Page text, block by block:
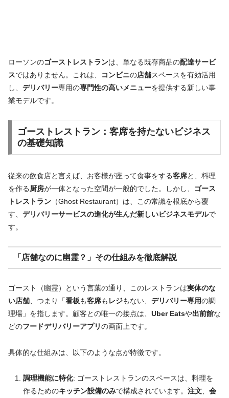
ローソンのゴーストレストランは、単なる既存商品の配達サービ
スではありません。これは、 コンビニの店舗スペースを有効活用
し、 デリバリー専用の専門性の高いメニューを提供する新しい事
業モデルです。
ゴーストレストラン： 客席を持たないビジネス
の基礎知識
従来の飲食店と言えば、お客様が座って食事をする客席と、料理
を作る厨房が一体となった空間が一般的でした。しかし、
ゴース
トレストラン （Ghost Restaurant）は、この常識を根底から覆
す、 デリバリーサービスの進化が生んだ新しいビジネスモデルで
す。
「店舗なのに幽霊？」その仕組みを徹底解説
ゴースト（幽霊）という言葉の通り、このレストランは実体のな
い店舗、つまり「看板も客席も レジもない、 デリバリー専用の調
理場」を指します。顧客との唯一の接点は、 Uber Eatsや出前館な
どのフードデリバリーアプリの画面上です。
具体的な仕組みは、以下のような点が特徴です。
調理機能に特化: ゴーストレストランのスペースは、料理を
作るためのキッチン設備のみで構成されています。 注文、 会